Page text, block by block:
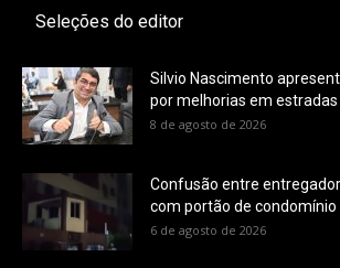
Seleções do editor
Silvio Nascimento
por melhorias em estradas
8 de agosto de 2026
Confusão entre
com portão de condomínio
6 de agosto de 2026